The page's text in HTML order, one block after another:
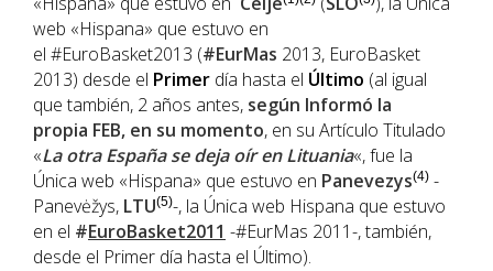
web «Hispana» que estuvo en
el #EuroBasket2013 (#EurMas 2013, EuroBasket
2013) desde el Primer día hasta el Último (al igual
que también, 2 años antes, según Informó la
propia FEB, en su momento, en su Artículo Titulado
«La otra España se deja oír en Lituania«, fue la
Única web «Hispana» que estuvo en Panevezys(4) -
Panevėžys, LTU(5)-, la Única web Hispana que estuvo
en el #EuroBasket2011 -#EurMas 2011-, también,
desde el Primer día hasta el Último).